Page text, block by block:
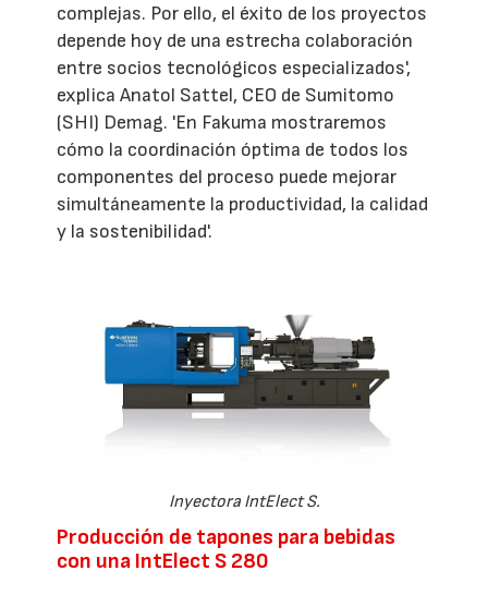
complejas. Por ello, el éxito de los proyectos
depende hoy de una estrecha colaboración
entre socios tecnológicos especializados',
explica Anatol Sattel, CEO de Sumitomo
(SHI) Demag. 'En Fakuma mostraremos
cómo la coordinación óptima de todos los
componentes del proceso puede mejorar
simultáneamente la productividad, la calidad
y la sostenibilidad'.
Inyectora IntElect S.
Producción de tapones para bebidas
con una IntElect S 280